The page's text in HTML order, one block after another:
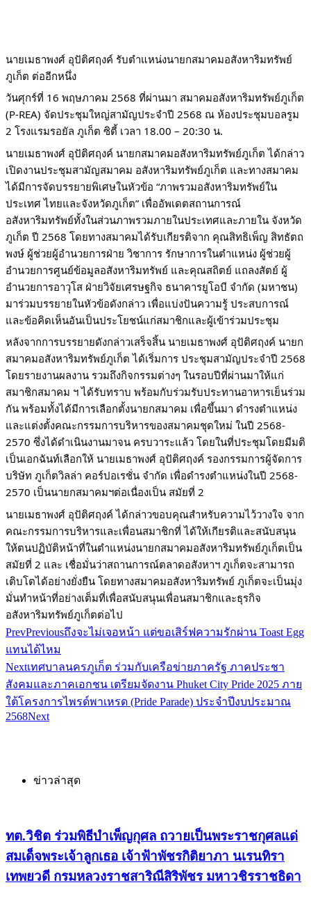
นายเมธาพงศ์ อุปัติศฤงค์ รับตำแหน่งนายกสมาคมอสังหาริมทรัพย์
ภูเก็ต ต่ออีกหนึ่ง
วันศุกร์ที่ 16 พฤษภาคม 2568 ที่ผ่านมา สมาคมอสังหาริมทรัพย์ภูเก็ต
(P-REA) จัดประชุมใหญ่สามัญประจำปี 2568 ณ ห้องประชุมบอลรูม
2 โรงแรมรอยัล ภูเก็ต ซิตี้ เวลา 18.00 – 20:30 น.
นายเมธาพงศ์ อุปัติศฤงค์ นายกสมาคมอสังหาริมทรัพย์ภูเก็ต ได้กล่าว
เปิดงานประชุมสามัญสมาคม อสังหาริมทรัพย์ภูเก็ต และทางสมาคม
ได้มีการจัดบรรยายพิเศษในหัวข้อ “ภาพรวมอสังหาริมทรัพย์ใน
ประเทศ ไทยและจังหวัดภูเก็ต” เพื่ออัพเดตสถานการณ์
อสังหาริมทรัพย์ทั้งในส่วนภาพรวมภายในประเทศและภายใน จังหวัด
ภูเก็ต ปี 2568 โดยทางสมาคมได้รับเกียรติจาก คุณสิทธิเพ็ญ สิทธัตถ
พงษ์ ผู้ช่วยผู้อำนวยการฝ่าย วิชาการ รักษาการในตำแหน่ง ผู้ช่วยผู้
อำนวยการศูนย์ข้อมูลอสังหาริมทรัพย์ และคุณสถิตย์ แถลงสัตย์ ผู้
อำนวยการอาวุโส ฝ่ายวิจัยเศรษฐกิจ ธนาคารยูโอบี จำกัด (มหาชน)
มาร่วมบรรยายในหัวข้อดังกล่าว เพื่อแบ่งปันความรู้ ประสบการณ์
และข้อคิดเห็นอันเป็นประโยชน์แก่สมาชิกและผู้เข้าร่วมประชุม
หลังจากการบรรยายดังกล่าวเสร็จสิ้น นายเมธาพงศ์ อุปัติศฤงค์ นายก
สมาคมอสังหาริมทรัพย์ภูเก็ต ได้เริ่มการ ประชุมสามัญประจำปี 2568
โดยรายงานผลงาน รวมถึงกิจกรรมต่างๆ ในรอบปีที่ผ่านมาให้แก่
สมาชิกสมาคม ฯ ได้รับทราบ พร้อมกับร่วมรับประทานอาหารเย็นร่วม
กัน พร้อมทั้งได้มีการเลือกตั้งนายกสมาคม เพื่อขึ้นมา ดำรงตำแหน่ง
และแต่งตั้งคณะกรรมการบริหารของสมาคมชุดใหม่ ในปี 2568-
2570 ซึ่งได้ดำเนินงานมาจน ครบวาระแล้ว โดยในที่ประชุมโดยมีมติ
เป็นเอกฉันท์เลือกให้ นายเมธาพงศ์ อุปัติศฤงค์ รองกรรมการผู้จัดการ
บริษัท ภูเก็ตวิลล่า คอร์ปอเรชั่น จำกัด เพื่อดำรงตำแหน่งในปี 2568-
2570 เป็นนายกสมาคมฯต่อเนื่องเป็น สมัยที่ 2
นายเมธาพงศ์ อุปัติศฤงค์ ได้กล่าวขอบคุณสำหรับความไว้วางใจ จาก
คณะกรรมการบริหารและเพื่อนสมาชิกที่ ได้ให้เกียรติและสนับสนุน
ให้ตนปฏิบัติหน้าที่ในตำแหน่งนายกสมาคมอสังหาริมทรัพย์ภูเก็ตเป็น
สมัยที่ 2 และ เชื่อมั่นว่าสถานการณ์ตลาดอสังหาฯ ภูเก็ตจะสามารถ
เติบโตได้อย่างยั่งยืน โดยทางสมาคมอสังหาริมทรัพย์ ภูเก็ตจะเป็นมุ่ง
มั่นทำหน้าที่อย่างเต็มที่เพื่อสนับสนุนเพื่อนสมาชิกและธุรกิจ
อสังหาริมทรัพย์ภูเก็ตต่อไป
PrevPreviousถึงจะไม่เจอหน้า แต่ขอเสิร์ฟความรักผ่าน Toast Egg
แทนได้ไหม
Nextเทศบาลนครภูเก็ต ร่วมกับเครือข่ายภาครัฐ ภาคประชา
สังคมและภาคเอกชน เตรียมจัดงาน Phuket City Pride 2025 ภาย
ใต้โครงการไพรด์พาเหรด (Pride Parade) ประจำปีงบประมาณ
2568Next
ข่าวล่าสุด
ทต.วิชิต ร่วมพิธีบำเพ็ญกุศล ถวายเป็นพระราชกุศลแด่
สมเด็จพระเจ้าลูกเธอ เจ้าฟ้าพัชรกิติยาภา นเรนทิรา
เทพยวดี กรมหลวงราชสาริณีสิริพัชร มหาวชิรราชธิดา